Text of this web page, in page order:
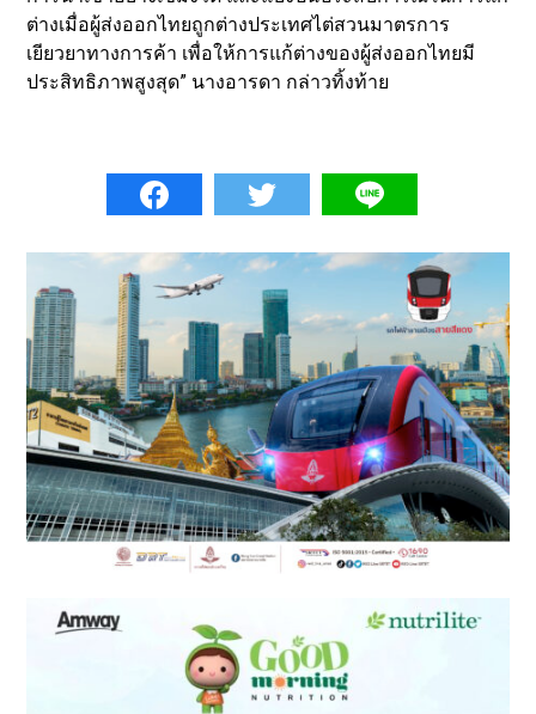
ต่างเมื่อผู้ส่งออกไทยถูกต่างประเทศไต่สวนมาตรการ
เยียวยาทางการค้า เพื่อให้การแก้ต่างของผู้ส่งออกไทยมี
ประสิทธิภาพสูงสุด” นางอารดา กล่าวทิ้งท้าย